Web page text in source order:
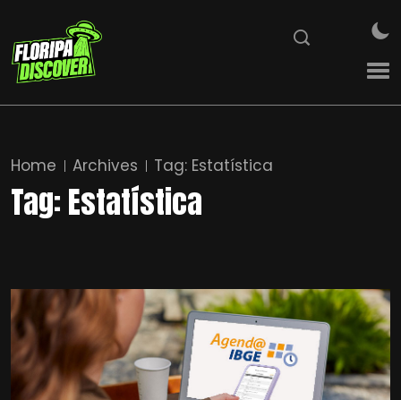
Home Archives Tag: Estatística
Tag:Estatística